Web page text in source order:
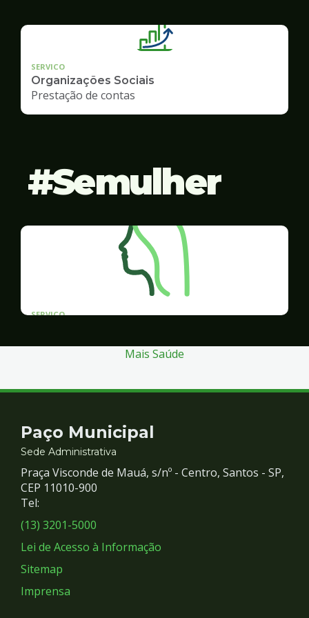
SERVICO
Organizações Sociais
Prestação de contas
Semulher
SERVICO
Mais Saúde
Contato
e
Redes
Sociais
Paço Municipal
Sede Administrativa
Praça Visconde de Mauá, s/nº - Centro, Santos - SP,
CEP 11010-900
Tel:
(13) 3201-5000
Lei de Acesso à Informação
Sitemap
Imprensa